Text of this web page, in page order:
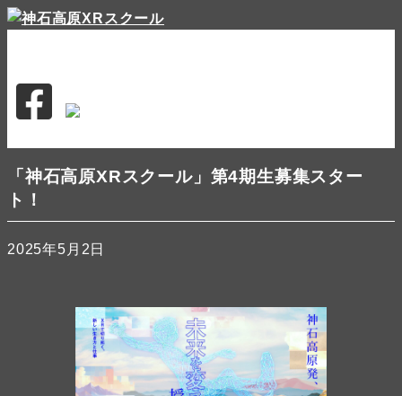
「神石高原XRスクール」第4期生募集スター
ト！
2025年5月2日